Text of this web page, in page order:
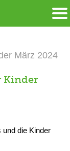
März 2024
Kinder
und die Kinder